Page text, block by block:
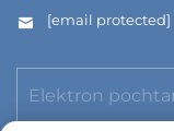
[email protected]